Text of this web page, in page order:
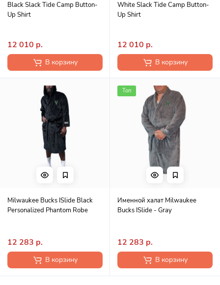
Black Slack Tide Camp Button-
Up Shirt
12 010 р.
В корзину
White Slack Tide Camp Button-
Up Shirt
12 010 р.
В корзину
Milwaukee Bucks ISlide Black
Personalized Phantom Robe
12 283 р.
В корзину
Топ
Именной халат Milwaukee
Bucks ISlide - Gray
12 283 р.
В корзину